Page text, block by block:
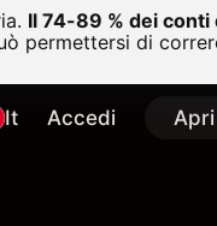
Il 74-89 % dei
permettersi di
It Accedi